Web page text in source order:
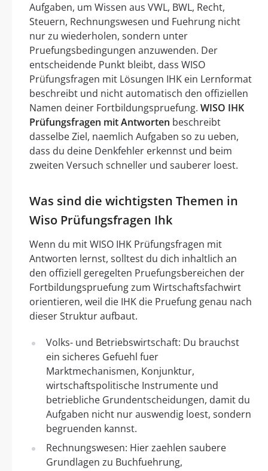
Aufgaben, um Wissen aus VWL, BWL, Recht,
Steuern, Rechnungswesen und Fuehrung nicht
nur zu wiederholen, sondern unter
Pruefungsbedingungen anzuwenden. Der
entscheidende Punkt bleibt, dass WISO
Prüfungsfragen mit Lösungen IHK ein Lernformat
beschreibt und nicht automatisch den offiziellen
Namen deiner Fortbildungspruefung. WISO IHK
Prüfungsfragen mit Antworten beschreibt
dasselbe Ziel, naemlich Aufgaben so zu ueben,
dass du deine Denkfehler erkennst und beim
zweiten Versuch schneller und sauberer loest.
Was sind die wichtigsten Themen in
Wiso Prüfungsfragen Ihk
Wenn du mit WISO IHK Prüfungsfragen mit
Antworten lernst, solltest du dich inhaltlich an
den offiziell geregelten Pruefungsbereichen der
Fortbildungspruefung zum Wirtschaftsfachwirt
orientieren, weil die IHK die Pruefung genau nach
dieser Struktur aufbaut.
Volks- und Betriebswirtschaft: Du brauchst
ein sicheres Gefuehl fuer
Marktmechanismen, Konjunktur,
wirtschaftspolitische Instrumente und
betriebliche Grundentscheidungen, damit du
Aufgaben nicht nur auswendig loest, sondern
begruenden kannst.
Rechnungswesen: Hier zaehlen saubere
Grundlagen zu Buchfuehrung,